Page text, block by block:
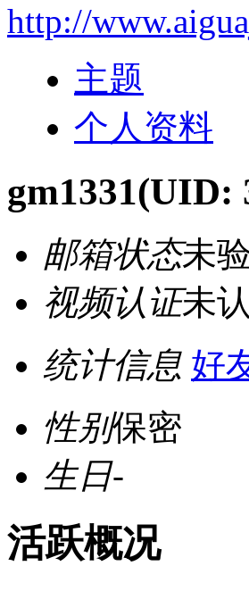
http://
主题
个人资料
gm1331(UID:
邮箱状态未
视频认证未
统计信息 好
性别保密
生日-
活跃概况